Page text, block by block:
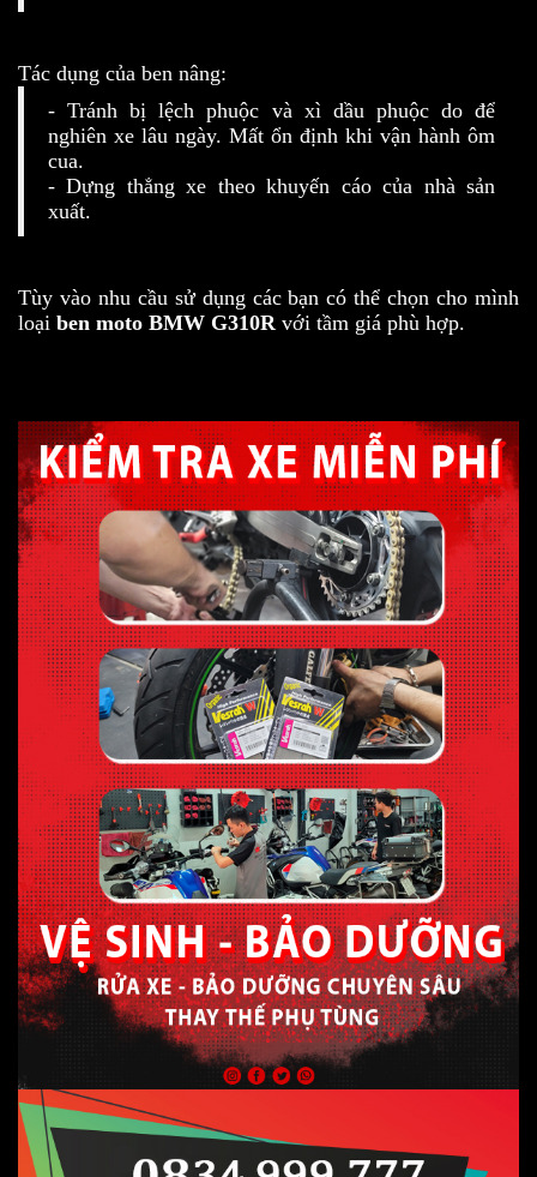
Tác dụng của ben nâng:
- Tránh bị lệch phuộc và xì dầu phuộc do để
nghiên xe lâu ngày. Mất ổn định khi vận hành ôm
cua.
- Dựng thẳng xe theo khuyến cáo của nhà sản
xuất.
Tùy vào nhu cầu sử dụng các bạn có thể chọn cho mình
loại ben moto BMW G310R với tầm giá phù hợp.